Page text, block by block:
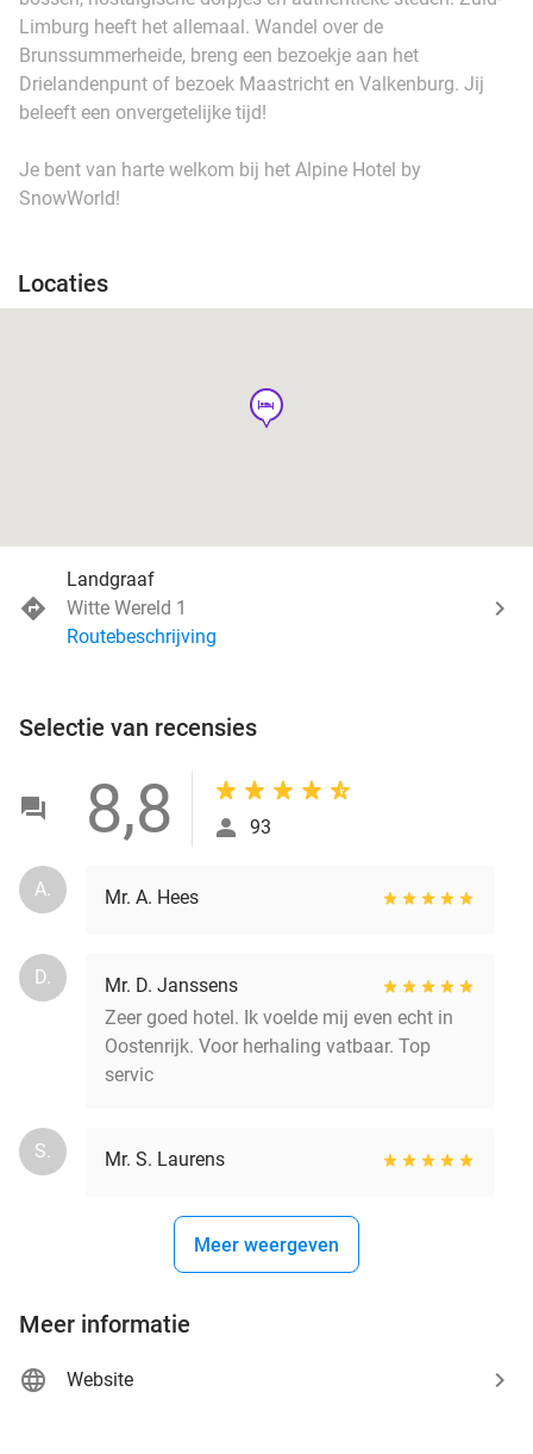
Limburg heeft het allemaal. Wandel over de
Brunssummerheide, breng een bezoekje aan het
Drielandenpunt of bezoek Maastricht en Valkenburg. Jij
beleeft een onvergetelijke tijd!
Je bent van harte welkom bij het Alpine Hotel by
SnowWorld!
Locaties
hotel
Landgraaf
Witte Wereld 1
Routebeschrijving
Selectie van recensies
8,8 93
A. Mr. A. Hees
D.
Mr. D. Janssens
Zeer goed hotel. Ik voelde mij even echt in
Oostenrijk. Voor herhaling vatbaar. Top
servic
S. Mr. S. Laurens
Meer weergeven
Meer informatie
Website